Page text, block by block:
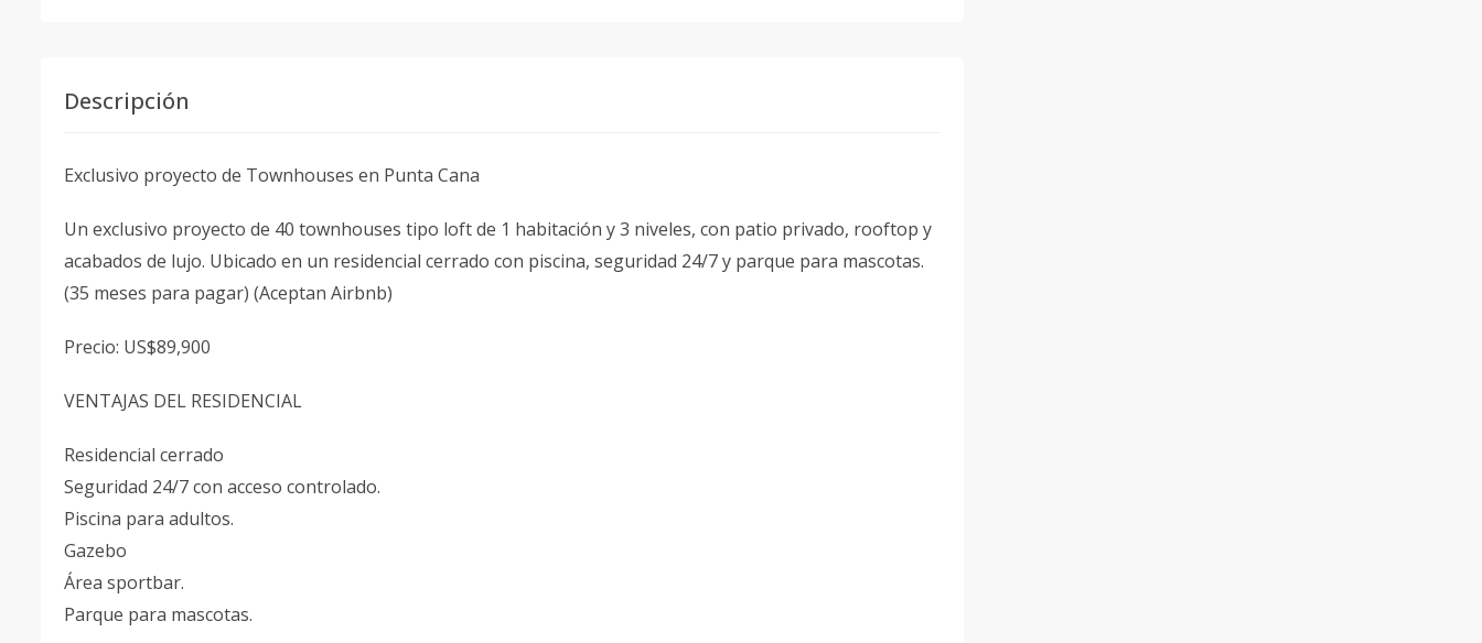
Descripción
Exclusivo proyecto de Townhouses en Punta Cana
Un exclusivo proyecto de 40 townhouses tipo loft de 1 habitación y 3 niveles, con patio privado, rooftop y
acabados de lujo. Ubicado en un residencial cerrado con piscina, seguridad 24/7 y parque para mascotas.
(35 meses para pagar) (Aceptan Airbnb)
Precio: US$89,900
VENTAJAS DEL RESIDENCIAL
Residencial cerrado
Seguridad 24/7 con acceso controlado.
Piscina para adultos.
Gazebo
Área sportbar.
Parque para mascotas.